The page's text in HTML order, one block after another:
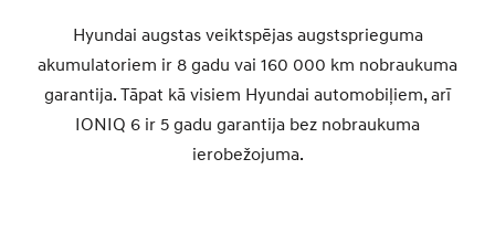
Hyundai augstas veiktspējas augstsprieguma
akumulatoriem ir 8 gadu vai 160 000 km nobraukuma
garantija. Tāpat kā visiem Hyundai automobiļiem, arī
IONIQ 6 ir 5 gadu garantija bez nobraukuma
ierobežojuma.